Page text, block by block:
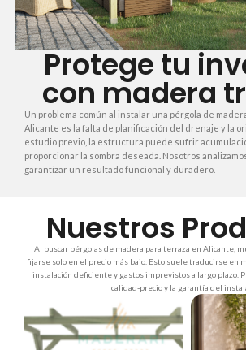
Protege tu
con madera
Un problema común al instalar una pérgola de
Alicante es la falta de planificación del drenaje y la
estudio previo, la estructura puede sufrir
proporcionar la sombra deseada. Nosotros
garantizar un resultado funcional y duradero.
Nuestros
Al buscar pérgolas de madera para terraza en Alicante,
fijarse solo en el precio más bajo. Esto suele traducirse en
instalación deficiente y gastos imprevistos a largo plazo.
calidad-precio y la garantía del